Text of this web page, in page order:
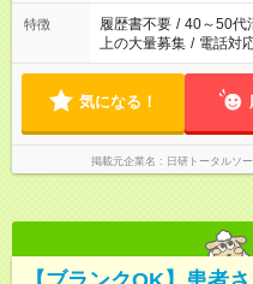
特徴 履歴書不要 / 40～50代
上の大量募集 / 電話対
気になる！
掲載元企業名 日研トータルソ